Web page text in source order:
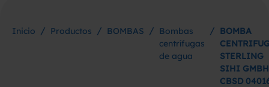
Inicio / Productos / BOMBAS / Bombas
centrífugas
de agua
/ BOMBA
STERLING
SIHI GMBH
CBSD